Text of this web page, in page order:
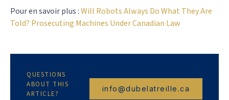
Pour en savoir plus :Will Robots Always Do What They Are
Told? Prosecuting Machines Under Canadian Law
QUESTIONS
ABOUT THIS
ARTICLE?
info@dubelatreille.ca